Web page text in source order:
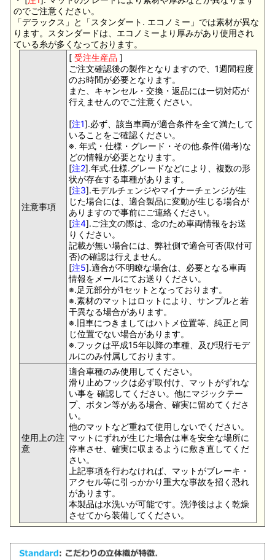
のでご注意ください。
「デラックス」と「スタンダート. エコノミー」では素材が異な
ります。スタンダードは、エコノミーより厚みがあり使用され
ている糸が多くなっております。
注意事項
[ 受注生産品 ]
ご注文確認後の製作となりますので、1週間程度
のお時間が必要となります。
また、キャンセル・交換・返品には一切対応が
行えませんのでご注意ください。
[注1].必ず、該当車両が適合条件を全て満たして
いることをご確認ください。
※. 年式・仕様・グレード・その他.条件(備考)な
どの情報が必要となります。
[注2].年式.仕様.グレードなどにより、複数の形
状が存在する車種があります。
[注3].モデルチェンジやマイナーチェンジが生
じた場合には、適合製品に変動が生じる場合が
ありますので事前にご連絡ください。
[注4].ご注文の際は、念のため車両情報をお送
りください。
記載が無い場合には、弊社側で適合可否(取付可
否)の確認は行えません。
[注5].適合が不明瞭な場合は、必要となる車両
情報をメールにてお送りください。
※.足元部分が1セットとなっております。
※.素材のマットはロットにより、サンプルと若
干異なる場合があります。
※.旧車につきましてはハトメ位置等、純正と同
じ位置でない場合があります。
※.フックは平成15年以降の車種、及び現行モデ
ルにのみ付属しております。
使用上の注
意
適合車種のみ使用してください。
滑り止めフックは必ず取付け、マットがずれな
い事を 確認してください。他にマジックテー
プ、ボタン等がある場合、確実に留めてくださ
い。
他のマットなど重ねて使用しないでください。
マットにずれが生じた場合は車を安全な場所に
停車させ、確実に収まるように敷き直してくだ
さい。
上記事項を行わなければ、マットがブレーキ・
アクセル等に引っかかり重大な事故を招く恐れ
があります。
本製品は水洗いが可能です。洗浄後はよく乾燥
させてから装備してください。